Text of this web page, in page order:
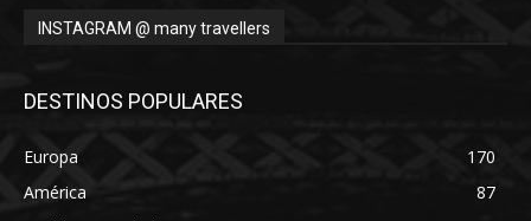
INSTAGRAM @ many travellers
DESTINOS POPULARES
Europa
170
América
87